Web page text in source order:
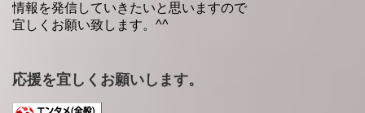
情報を発信していきたいと思いますので
宜しくお願い致します。^^
応援を宜しくお願いします。